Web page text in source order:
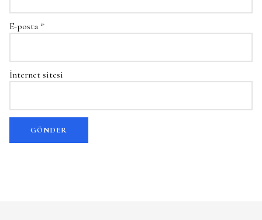
E-posta *
İnternet sitesi